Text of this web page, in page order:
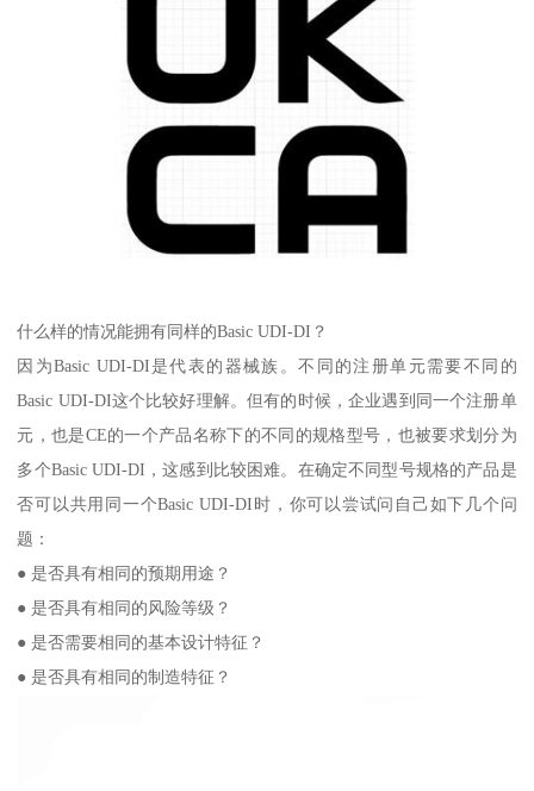
什么样的情况能拥有同样的Basic UDI-DI？
因为Basic UDI-DI是代表的器械族。不同的注册单元需要不同的
Basic UDI-DI这个比较好理解。但有的时候，企业遇到同一个注册单
元，也是CE的一个产品名称下的不同的规格型号，也被要求划分为
多个Basic UDI-DI，这感到比较困难。在确定不同型号规格的产品是
否可以共用同一个Basic UDI-DI时，你可以尝试问自己如下几个问
题：
● 是否具有相同的预期用途？
● 是否具有相同的风险等级？
● 是否需要相同的基本设计特征？
● 是否具有相同的制造特征？